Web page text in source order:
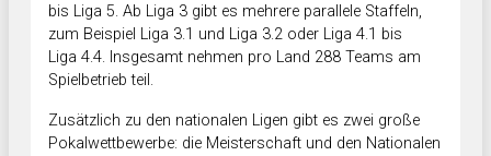
bis Liga 5. Ab Liga 3 gibt es mehrere parallele Staffeln,
zum Beispiel Liga 3.1 und Liga 3.2 oder Liga 4.1 bis
Liga 4.4. Insgesamt nehmen pro Land 288 Teams am
Spielbetrieb teil.
Zusätzlich zu den nationalen Ligen gibt es zwei große
Pokalwettbewerbe: die Meisterschaft und den Nationalen